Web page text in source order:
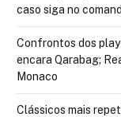
caso siga no
Confrontos dos
encara Qarabag;
Monaco
Clássicos mais